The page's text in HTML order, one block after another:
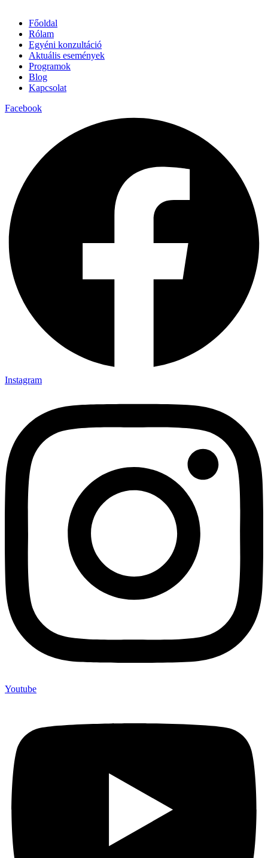
Főoldal
Rólam
Egyéni konzultáció
Aktuális események
Programok
Blog
Kapcsolat
Facebook
Instagram
Youtube